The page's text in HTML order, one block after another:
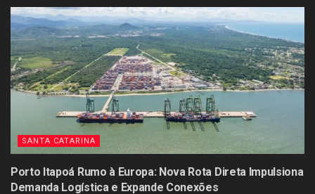
SANTA CATARINA
Porto Itapoá Rumo à Europa: Nova Rota Direta Impulsiona
Demanda Logística e Expande Conexões